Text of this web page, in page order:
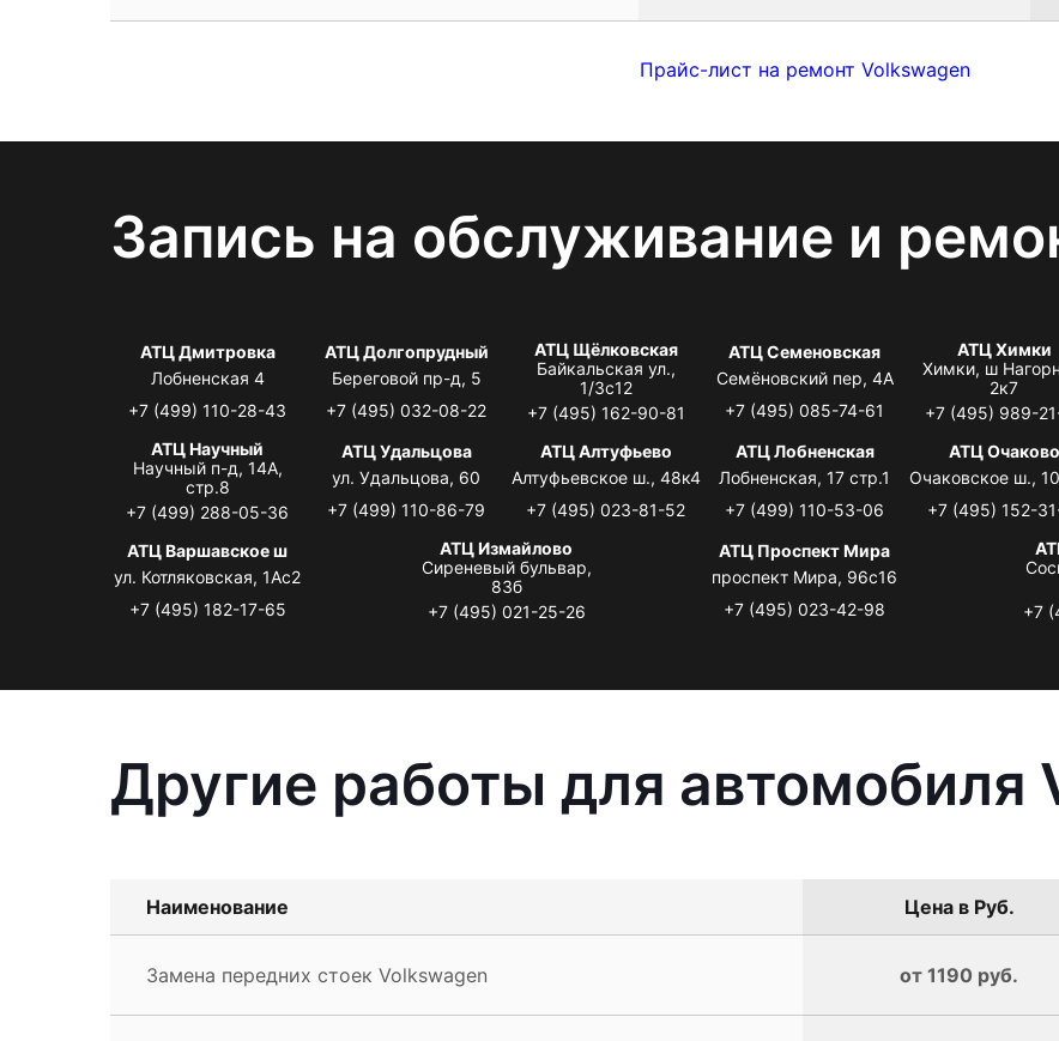
Прайс-лист на ремонт Volkswagen
Запись на обслуживание и
АТЦ Дмитровка
Лобненская 4
+7 (499) 110-28-43
АТЦ Долгопрудный
Береговой пр-д, 5
+7 (495) 032-08-22
АТЦ Щёлковская
Байкальская ул.,
1/3с12
+7 (495) 162-90-81
АТЦ Семеновская
Семёновский пер, 4А
+7 (495) 085-74-61
АТЦ Химки
Химки, ш
2к7
+7 (495) 989-
АТЦ Научный
Научный п-д, 14А,
стр.8
+7 (499) 288-05-36
АТЦ Удальцова
ул. Удальцова, 60
+7 (499) 110-86-79
АТЦ Алтуфьево
Алтуфьевское ш., 48к4
+7 (495) 023-81-52
АТЦ Лобненская
Лобненская, 17 стр.1
+7 (499) 110-53-06
АТЦ Очаково
Очаковское ш.,
+7 (495) 152-
АТЦ Варшавское ш
ул. Котляковская, 1Ас2
+7 (495) 182-17-65
АТЦ Измайлово
Сиреневый бульвар,
83б
+7 (495) 021-25-26
АТЦ Проспект Мира
проспект Мира, 96с16
+7 (495) 023-42-98
+7
Другие работы для автомобиля
Наименование Цена в Руб.
Замена передних стоек Volkswagen от 1190 руб.